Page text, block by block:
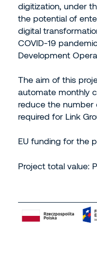
digitization, under
the potential of
digital
COVID-19
Development
The aim of this
automate monthly
reduce the
required for Link
EU funding for the
Project total value: